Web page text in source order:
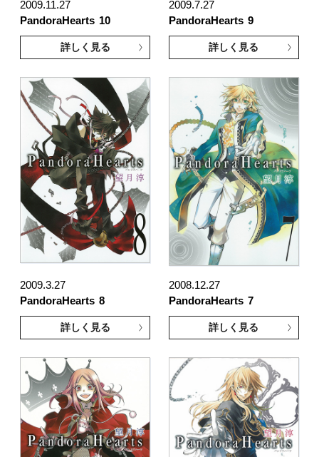
2009.11.27
PandoraHearts 10
詳しく見る
2009.7.27
PandoraHearts 9
詳しく見る
2009.3.27
PandoraHearts 8
詳しく見る
2008.12.27
PandoraHearts 7
詳しく見る